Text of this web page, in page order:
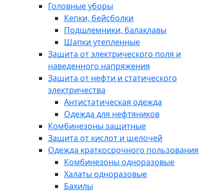
Головные уборы
Кепки, бейсболки
Подшлемники, балаклавы
Шапки утепленные
Защита от электрического поля и
наведенного напряжения
Защита от нефти и статического
электричества
Антистатическая одежда
Одежда для нефтяников
Комбинезоны защитные
Защита от кислот и щелочей
Одежда краткосрочного пользования
Комбинезоны одноразовые
Халаты одноразовые
Бахилы